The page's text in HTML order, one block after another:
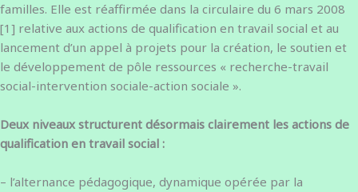
familles. Elle est réaffirmée dans la circulaire du 6 mars 2008
[1] relative aux actions de qualification en travail social et au
lancement d’un appel à projets pour la création, le soutien et
le développement de pôle ressources « recherche-travail
social-intervention sociale-action sociale ».
Deux niveaux structurent désormais clairement les actions de
qualification en travail social :
– l’alternance pédagogique, dynamique opérée par la